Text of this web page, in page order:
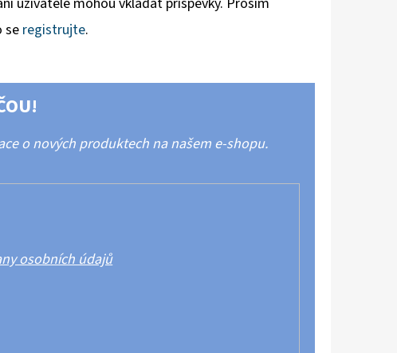
seregistrujte.
o nových produktech na našem e-shopu.
osobních údajů